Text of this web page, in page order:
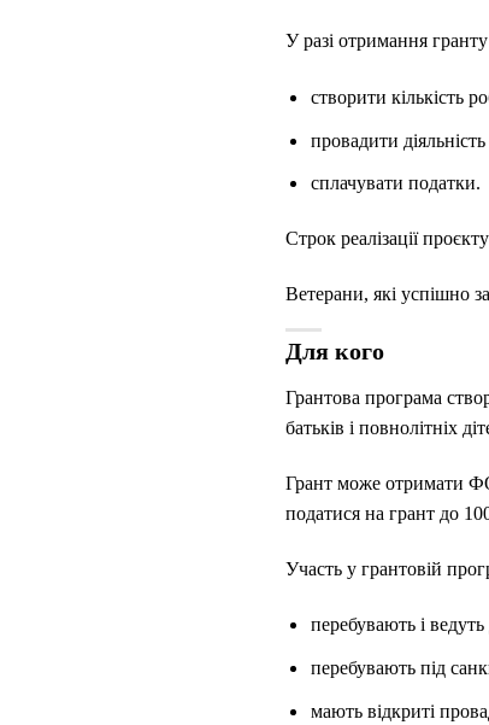
У разі отримання
створити кількість
провадити
сплачувати податки.
Строк реалізації
Ветерани, які успішно
Для кого
Грантова програма
батьків і повнолітніх
Грант може отримати
податися на грант до
Участь у грантовій
перебувають і ведуть
перебувають під
мають відкриті